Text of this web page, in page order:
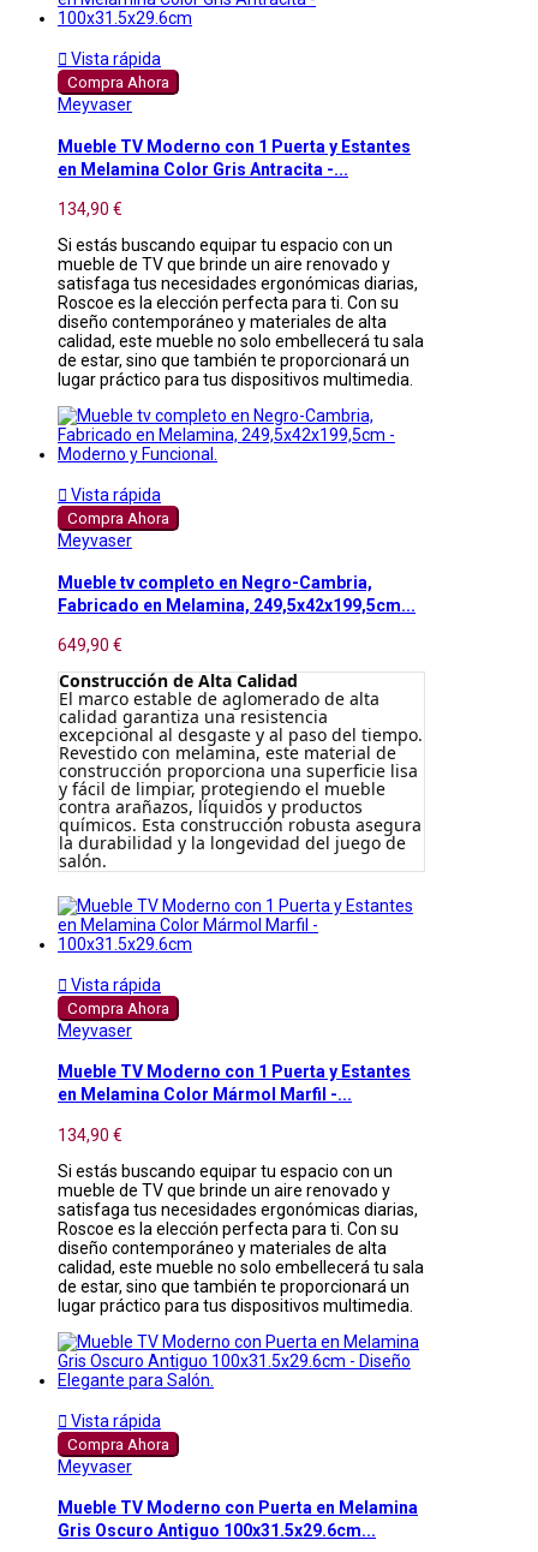
 Vista rápida
Compra Ahora
Meyvaser
Mueble TV Moderno con 1 Puerta y Estantes
en Melamina Color Gris Antracita -...
134,90 €
Si estás buscando equipar tu espacio con un
mueble de TV que brinde un aire renovado y
satisfaga tus necesidades ergonómicas diarias,
Roscoe es la elección perfecta para ti. Con su
diseño contemporáneo y materiales de alta
calidad, este mueble no solo embellecerá tu sala
de estar, sino que también te proporcionará un
lugar práctico para tus dispositivos multimedia.
 Vista rápida
Compra Ahora
Meyvaser
Mueble tv completo en Negro-Cambria,
Fabricado en Melamina, 249,5x42x199,5cm...
649,90 €
Construcción de Alta Calidad
El marco estable de aglomerado de alta
calidad garantiza una resistencia
excepcional al desgaste y al paso del tiempo.
Revestido con melamina, este material de
construcción proporciona una superficie lisa
y fácil de limpiar, protegiendo el mueble
contra arañazos, líquidos y productos
químicos. Esta construcción robusta asegura
la durabilidad y la longevidad del juego de
salón.
 Vista rápida
Compra Ahora
Meyvaser
Mueble TV Moderno con 1 Puerta y Estantes
en Melamina Color Mármol Marfil -...
134,90 €
Si estás buscando equipar tu espacio con un
mueble de TV que brinde un aire renovado y
satisfaga tus necesidades ergonómicas diarias,
Roscoe es la elección perfecta para ti. Con su
diseño contemporáneo y materiales de alta
calidad, este mueble no solo embellecerá tu sala
de estar, sino que también te proporcionará un
lugar práctico para tus dispositivos multimedia.
 Vista rápida
Compra Ahora
Meyvaser
Mueble TV Moderno con Puerta en Melamina
Gris Oscuro Antiguo 100x31.5x29.6cm...